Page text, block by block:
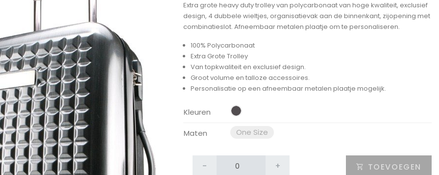
Extra grote heavy duty trolley van polycarbonaat van hoge kwaliteit, exclusief
design, 4 dubbele wieltjes, organisatievak aan de binnenkant, zijopening met
combinatieslot. Afneembaar metalen plaatje om te personaliseren.
100% Polycarbonaat
Extra Grote Trolley
Van topkwaliteit en exclusief design.
Groot volume en talloze accessoires.
Personalisatie op een afneembaar metalen plaatje mogelijk.
Kleuren
Maten One Size
- + TOEVOEGEN